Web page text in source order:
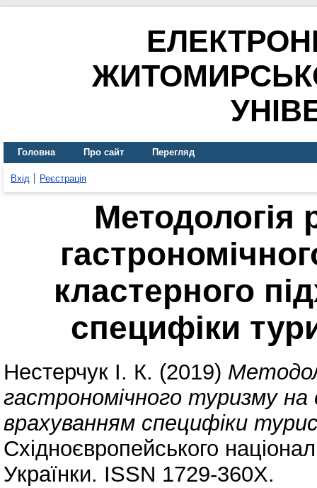
Головна Про сайт Перегляд
Вхід Реєстрація
Методологія
кластерного
специфіки
Нестерчук І. К. (2019)
гастрономічного туризму на
врахуванням специфіки
Східноєвропейського
Українки. ISSN 1729-360X.